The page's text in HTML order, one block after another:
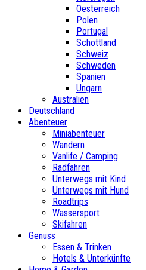
Oesterreich
Polen
Portugal
Schottland
Schweiz
Schweden
Spanien
Ungarn
Australien
Deutschland
Abenteuer
Miniabenteuer
Wandern
Vanlife / Camping
Radfahren
Unterwegs mit Kind
Unterwegs mit Hund
Roadtrips
Wassersport
Skifahren
Genuss
Essen & Trinken
Hotels & Unterkünfte